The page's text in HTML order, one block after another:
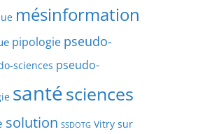
mésinformation
pipologie pseudo-
sciences pseudo-
santésciences
solution SSDOTG Vitry sur